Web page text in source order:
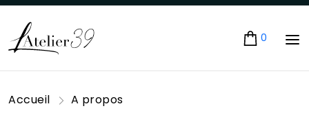
0
Accueil A propos